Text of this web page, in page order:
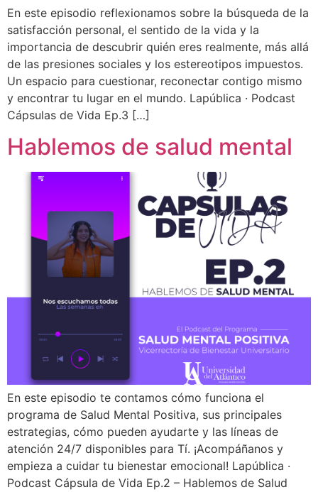
En este episodio reflexionamos sobre la búsqueda de la
satisfacción personal, el sentido de la vida y la
importancia de descubrir quién eres realmente, más allá
de las presiones sociales y los estereotipos impuestos.
Un espacio para cuestionar, reconectar contigo mismo
y encontrar tu lugar en el mundo. Lapública · Podcast
Cápsulas de Vida Ep.3 […]
Hablemos de salud mental
En este episodio te contamos cómo funciona el
programa de Salud Mental Positiva, sus principales
estrategias, cómo pueden ayudarte y las líneas de
atención 24/7 disponibles para Tí. ¡Acompáñanos y
empieza a cuidar tu bienestar emocional! Lapública ·
Podcast Cápsula de Vida Ep.2 – Hablemos de Salud